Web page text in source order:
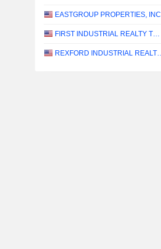
EASTGROUP PROPERTIES,
FIRST INDUSTRIAL REALTY TRUST, INC.
REXFORD